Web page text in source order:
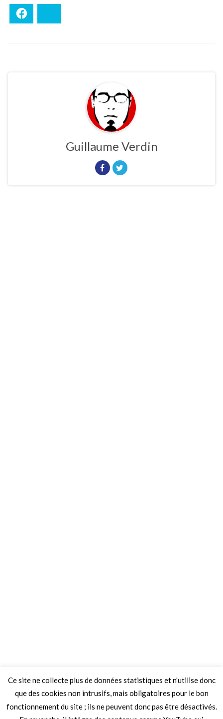
Guillaume Verdin
Ce site ne collecte plus de données statistiques et n'utilise donc
que des cookies non intrusifs, mais obligatoires pour le bon
fonctionnement du site ; ils ne peuvent donc pas être désactivés.